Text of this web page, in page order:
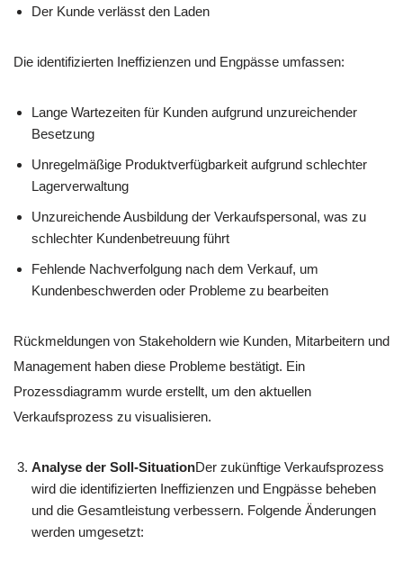
Der Kunde verlässt den Laden
Die identifizierten Ineffizienzen und Engpässe umfassen:
Lange Wartezeiten für Kunden aufgrund unzureichender
Besetzung
Unregelmäßige Produktverfügbarkeit aufgrund schlechter
Lagerverwaltung
Unzureichende Ausbildung der Verkaufspersonal, was zu
schlechter Kundenbetreuung führt
Fehlende Nachverfolgung nach dem Verkauf, um
Kundenbeschwerden oder Probleme zu bearbeiten
Rückmeldungen von Stakeholdern wie Kunden, Mitarbeitern und
Management haben diese Probleme bestätigt. Ein
Prozessdiagramm wurde erstellt, um den aktuellen
Verkaufsprozess zu visualisieren.
Analyse der Soll-SituationDer zukünftige Verkaufsprozess
wird die identifizierten Ineffizienzen und Engpässe beheben
und die Gesamtleistung verbessern. Folgende Änderungen
werden umgesetzt: